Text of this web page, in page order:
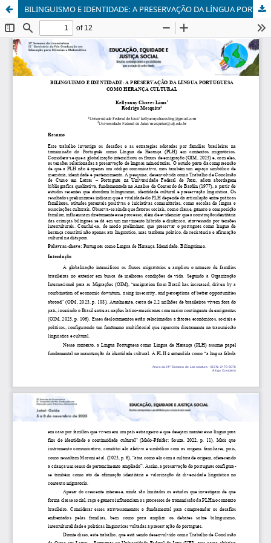
BILINGUISMO E IDENTIDADE: A PRESERVAÇÃO DA LÍNGUA PORTUGUESA COMO HERANÇA CULTURAL